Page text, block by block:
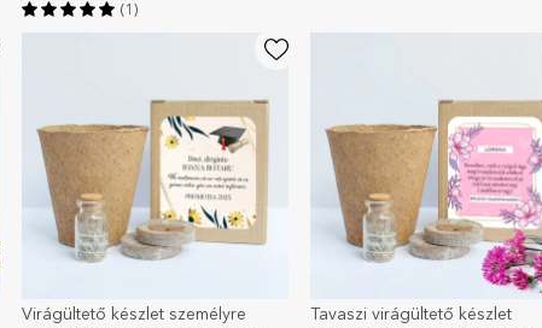
(1)
Virágültető készlet személyre
Tavaszi virágültető készlet